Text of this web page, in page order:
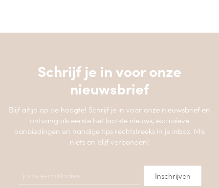
Schrijf je in voor onze
nieuwsbrief
Blijf altijd op de hoogte! Schrijf je in voor onze nieuwsbrief en
ontvang als eerste het laatste nieuws, exclusieve
aanbiedingen en handige tips rechtstreeks in je inbox. Mis
niets en blijf verbonden!